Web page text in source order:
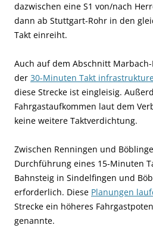
dazwischen eine S1 von/nach
dann ab Stuttgart-Rohr in den
Takt einreiht.
Auch auf dem Abschnitt
der 30-Minuten Takt
diese Strecke ist eingleisig.
Fahrgastaufkommen laut dem
keine weitere Taktverdichtung.
Zwischen Renningen und
Durchführung eines 15-Minuten
Bahnsteig in Sindelfingen und
erforderlich. Diese Planungen
Strecke ein höheres
genannte.